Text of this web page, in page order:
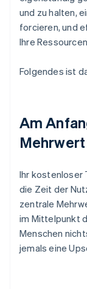
und zu halten,
forcieren, und
Ihre
Folgendes ist
Am
Mehrwert
Ihr kostenloser
die Zeit der
zentrale
im Mittelpunkt
Menschen
jemals eine